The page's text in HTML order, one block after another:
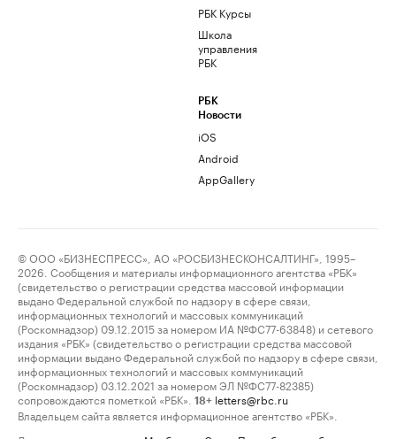
РБК Курсы
Школа
управления
РБК
РБК
Новости
iOS
Android
AppGallery
© ООО «БИЗНЕСПРЕСС», АО «РОСБИЗНЕСКОНСАЛТИНГ», 1995–
2026. Сообщения и материалы информационного агентства «РБК»
(свидетельство о регистрации средства массовой информации
выдано Федеральной службой по надзору в сфере связи,
информационных технологий и массовых коммуникаций
(Роскомнадзор) 09.12.2015 за номером ИА №ФС77-63848) и сетевого
издания «РБК» (свидетельство о регистрации средства массовой
информации выдано Федеральной службой по надзору в сфере связи,
информационных технологий и массовых коммуникаций
(Роскомнадзор) 03.12.2021 за номером ЭЛ №ФС77-82385)
сопровождаются пометкой «РБК».
18+ letters@rbc.ru
Владельцем сайта является информационное агентство «РБК».